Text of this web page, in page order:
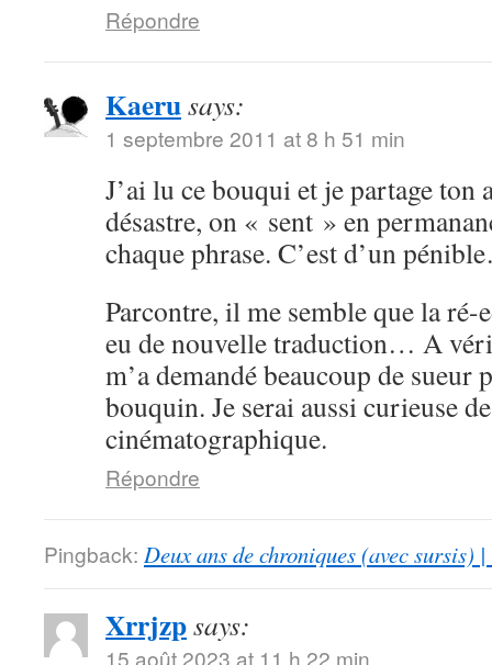
Répondre
Kaerusays:
1 septembre 2011 at 8 h 51 min
J’ai lu ce bouqui et je partage ton
désastre, on « sent » en
chaque phrase. C’est d’un
Parcontre, il me semble que la ré-
eu de nouvelle traduction… A
m’a demandé beaucoup de
bouquin. Je serai aussi curieuse
cinématographique.
Répondre
Pingback: Deux ans de chroniques (avec sursis)
Xrrjzpsays:
15 août 2023 at 11 h 22 min